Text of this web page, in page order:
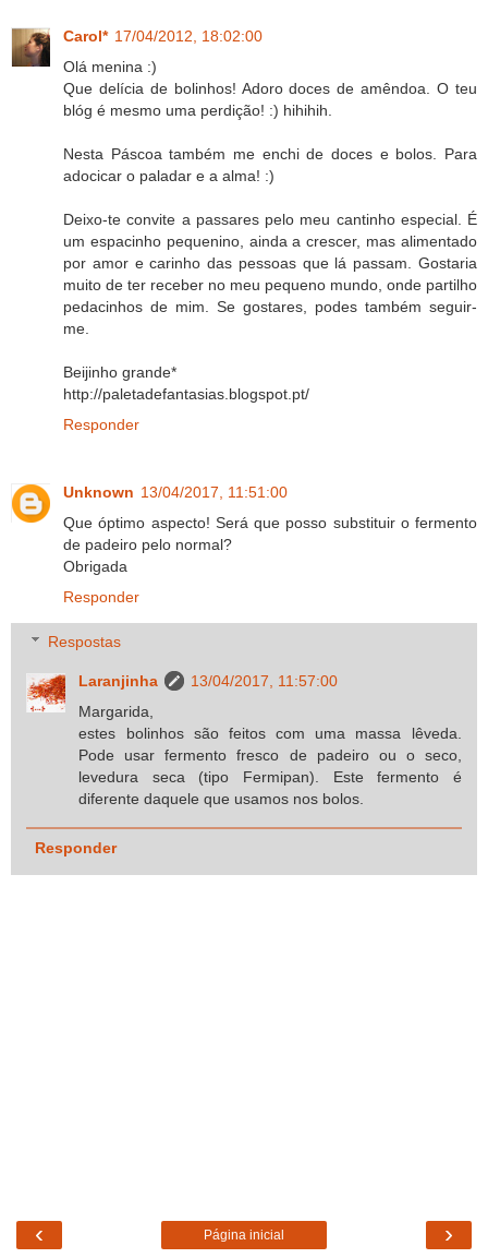
Carol* 17/04/2012, 18:02:00
Olá menina :)
Que delícia de bolinhos! Adoro doces de amêndoa. O teu
blóg é mesmo uma perdição! :) hihihih.
Nesta Páscoa também me enchi de doces e bolos. Para
adocicar o paladar e a alma! :)
Deixo-te convite a passares pelo meu cantinho especial. É
um espacinho pequenino, ainda a crescer, mas alimentado
por amor e carinho das pessoas que lá passam. Gostaria
muito de ter receber no meu pequeno mundo, onde partilho
pedacinhos de mim. Se gostares, podes também seguir-
me.
Beijinho grande*
http://paletadefantasias.blogspot.pt/
Responder
Unknown 13/04/2017, 11:51:00
Que óptimo aspecto! Será que posso substituir o fermento
de padeiro pelo normal?
Obrigada
Responder
Respostas
Laranjinha
13/04/2017, 11:57:00
Margarida,
estes bolinhos são feitos com uma massa lêveda.
Pode usar fermento fresco de padeiro ou o seco,
levedura seca (tipo Fermipan). Este fermento é
diferente daquele que usamos nos bolos.
Responder
‹ ›
Página inicial